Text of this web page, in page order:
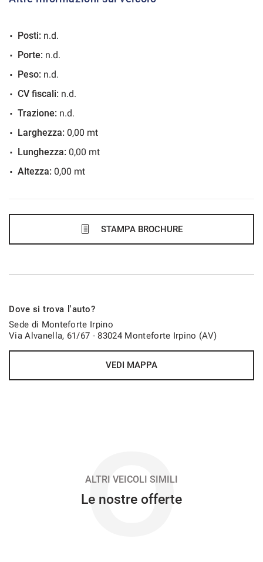
36 Mesi
672€/mese
48 Mesi
676€/mese
48 Mesi
698€/mese
Posti: n.d.
Porte: n.d.
Peso: n.d.
CV fiscali: n.d.
Trazione: n.d.
Larghezza: 0,00 mt
Lunghezza: 0,00 mt
Altezza: 0,00 mt
STAMPA BROCHURE
Dove si trova l'auto?
Sede di Monteforte Irpino
Via Alvanella, 61/67 - 83024 Monteforte Irpino (AV)
VEDI MAPPA
O
ALTRI VEICOLI SIMILI
Le nostre offerte